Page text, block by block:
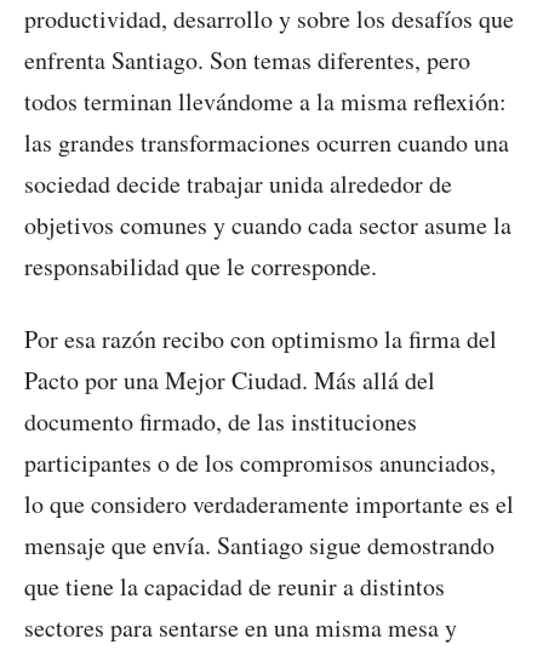
productividad, desarrollo y sobre los desafíos que
enfrenta Santiago. Son temas diferentes, pero
todos terminan llevándome a la misma reflexión:
las grandes transformaciones ocurren cuando una
sociedad decide trabajar unida alrededor de
objetivos comunes y cuando cada sector asume la
responsabilidad que le corresponde.
Por esa razón recibo con optimismo la firma del
Pacto por una Mejor Ciudad. Más allá del
documento firmado, de las instituciones
participantes o de los compromisos anunciados,
lo que considero verdaderamente importante es el
mensaje que envía. Santiago sigue demostrando
que tiene la capacidad de reunir a distintos
sectores para sentarse en una misma mesa y